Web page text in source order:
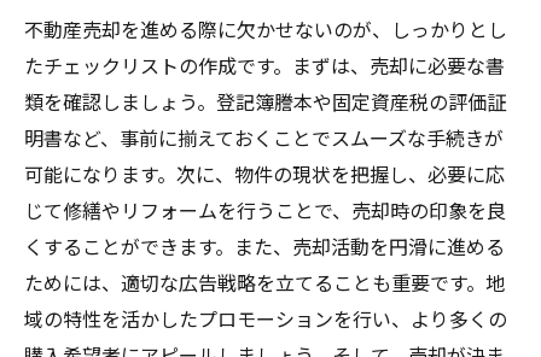
不動産売却を進める際に欠かせないのが、しっかりとし
たチェックリストの作成です。まずは、売却に必要な書
類を確認しましょう。登記簿謄本や固定資産税の評価証
明書など、事前に揃えておくことでスムーズな手続きが
可能になります。次に、物件の現状を把握し、必要に応
じて修繕やリフォームを行うことで、売却時の印象を良
くすることができます。また、売却活動を円滑に進める
ためには、適切な広告戦略を立てることも重要です。地
域の特性を活かしたプロモーションを行い、より多くの